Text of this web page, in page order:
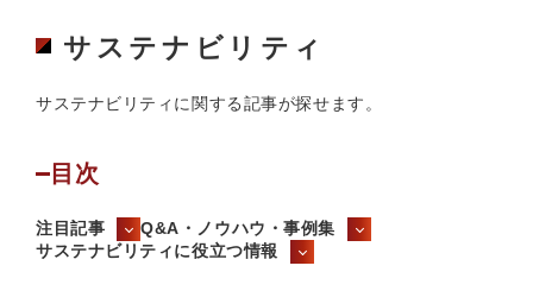
サステナビリティ
サステナビリティに関する記事が探せます。
目次
注目記事
Q&A・ノウハウ・事例集
サステナビリティに役立つ情報